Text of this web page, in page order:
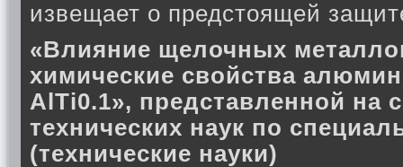
извещает о предстоящей
«Влияние щелочных
химические свойства
AlTi0.1», представленной на
технических наук по
(технические науки)